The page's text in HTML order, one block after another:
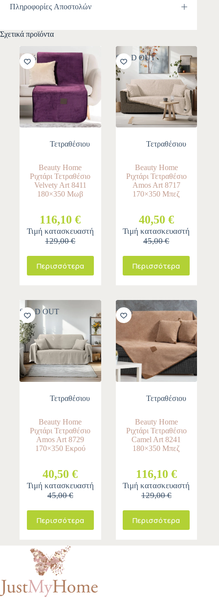
Πληροφορίες Αποστολών
Σχετικά προϊόντα
-10%
Τετραθέσιου
Beauty Home
Ριχτάρι Τετραθέσιο
Velvety Art 8411
180×350 Μωβ
116,10 €
Τιμή κατασκευαστή
129,00 €
Περισσότερα
SOLD OUT
Τετραθέσιου
Beauty Home
Ριχτάρι Τετραθέσιο
Amos Art 8717
170×350 Μπεζ
40,50 €
Τιμή κατασκευαστή
45,00 €
Περισσότερα
SOLD OUT
Τετραθέσιου
Beauty Home
Ριχτάρι Τετραθέσιο
Amos Art 8729
170×350 Εκρού
40,50 €
Τιμή κατασκευαστή
45,00 €
Περισσότερα
-10%
Τετραθέσιου
Beauty Home
Ριχτάρι Τετραθέσιο
Camel Art 8241
180×350 Μπεζ
116,10 €
Τιμή κατασκευαστή
129,00 €
Περισσότερα